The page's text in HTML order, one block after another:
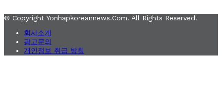
© Copyright Yonhapkoreannews.com. All Rights Reserved.
회사소개
광고문의
개인정보 취급 방침